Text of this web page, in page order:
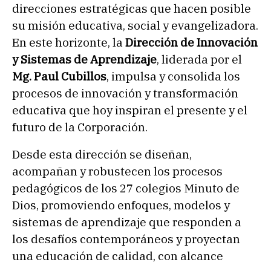
direcciones estratégicas que hacen posible
su misión educativa, social y evangelizadora.
En este horizonte, la Dirección de Innovación
y Sistemas de Aprendizaje, liderada por el
Mg. Paul Cubillos, impulsa y consolida los
procesos de innovación y transformación
educativa que hoy inspiran el presente y el
futuro de la Corporación.
Desde esta dirección se diseñan,
acompañan y robustecen los procesos
pedagógicos de los 27 colegios Minuto de
Dios, promoviendo enfoques, modelos y
sistemas de aprendizaje que responden a
los desafíos contemporáneos y proyectan
una educación de calidad, con alcance